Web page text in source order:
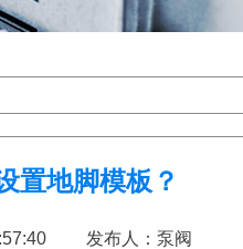
置地脚模板？
发布人：泵阀